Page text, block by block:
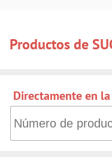
Productos de
Directamente en